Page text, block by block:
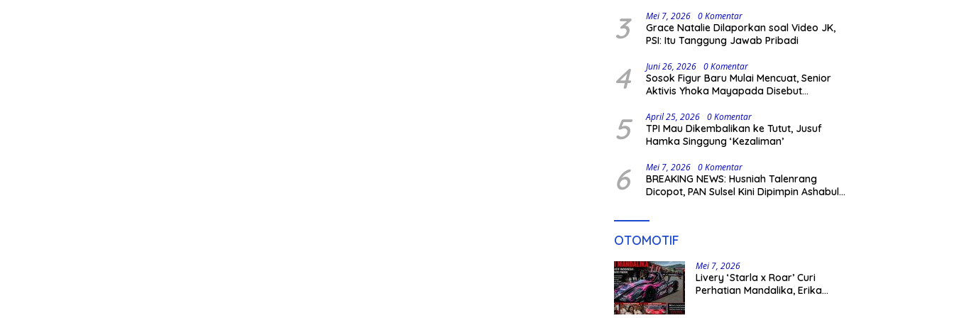
3 Mei 7, 2026 0 Komentar
Grace Natalie Dilaporkan soal Video JK,
PSI: Itu Tanggung Jawab Pribadi
4 Juni 26, 2026 0 Komentar
Sosok Figur Baru Mulai Mencuat, Senior
Aktivis Yhoka Mayapada Disebut
pada Pilkada 2029
5 April 25, 2026 0 Komentar
TPI Mau Dikembalikan ke Tutut, Jusuf
Hamka Singgung ‘Kezaliman’
6 Mei 7, 2026 0 Komentar
BREAKING NEWS: Husniah Talenrang
Dicopot, PAN Sulsel Kini Dipimpin Ashabul
OTOMOTIF
Mei 7, 2026
Livery ‘Starla x Roar’ Curi
Perhatian Mandalika, Erika